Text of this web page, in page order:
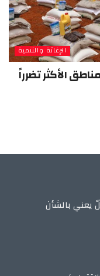
الإغاثة والتنمية
الأكثر تضرراً
بالشأن